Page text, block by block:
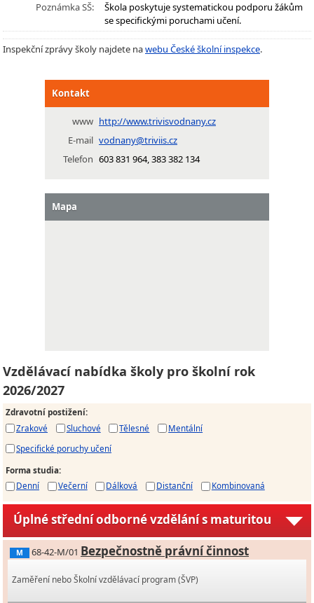
Poznámka SŠ:
Škola poskytuje systematickou podporu žákům
se specifickými poruchami učení.
Inspekční zprávy školy najdete nawebu České školní inspekce.
Kontakt
www http://www.trivisvodnany.cz
E-mail vodnany@triviis.cz
Telefon 603 831 964, 383 382 134
Mapa
Vzdělávací nabídka školy pro školní rok
2026/2027
Zdravotní postižení:
Zrakové
Sluchové Tělesné
Mentální
Specifické poruchy učení
Forma studia:
Denní
Večerní Dálková Distanční Kombinovaná
Úplné střední odborné vzdělání s maturitou
M 68-42-M/01 Bezpečnostně právní činnost
Zaměření nebo Školní vzdělávací program (ŠVP)